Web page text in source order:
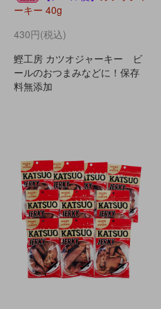
ーキー 40g
430円(税込)
鰹工房 カツオジャーキー ビ
ールのおつまみなどに！保存
料無添加